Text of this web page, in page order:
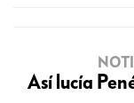
Así lucía